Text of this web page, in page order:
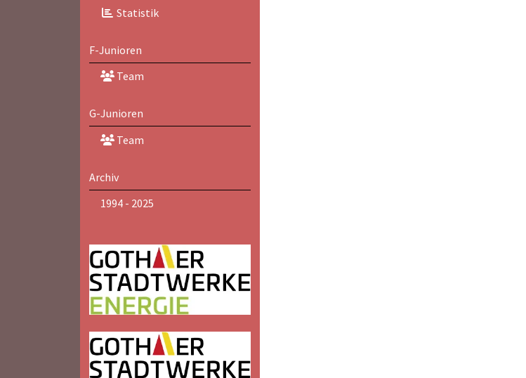
Statistik
F-Junioren
Team
G-Junioren
Team
Archiv
1994 - 2025